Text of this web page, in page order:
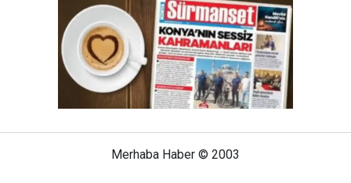
Merhaba Haber © 2003